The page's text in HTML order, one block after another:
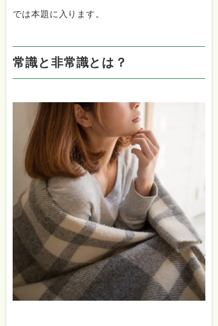
では本題に入ります。
常識と非常識とは？